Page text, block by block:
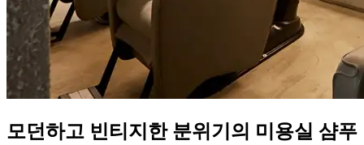
모던하고 빈티지한 분위기의 미용실 샴푸